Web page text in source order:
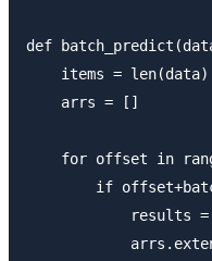
def
    items = len(data)
    arrs = []
for offset in
if
results